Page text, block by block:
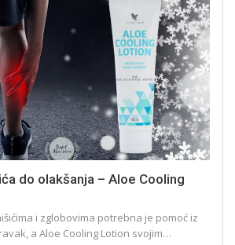
do olakšanja – Aloe Cooling
i zglobovima potrebna je pomoć iz
a Aloe Cooling Lotion svojim…